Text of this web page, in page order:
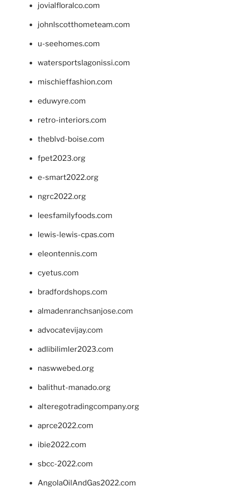
jovialfloralco.com
johnlscotthometeam.com
u-seehomes.com
watersportslagonissi.com
mischieffashion.com
eduwyre.com
retro-interiors.com
theblvd-boise.com
fpet2023.org
e-smart2022.org
ngrc2022.org
leesfamilyfoods.com
lewis-lewis-cpas.com
eleontennis.com
cyetus.com
bradfordshops.com
almadenranchsanjose.com
advocatevijay.com
adlibilimler2023.com
naswwebed.org
balithut-manado.org
alteregotradingcompany.org
aprce2022.com
ibie2022.com
sbcc-2022.com
AngolaOilAndGas2022.com